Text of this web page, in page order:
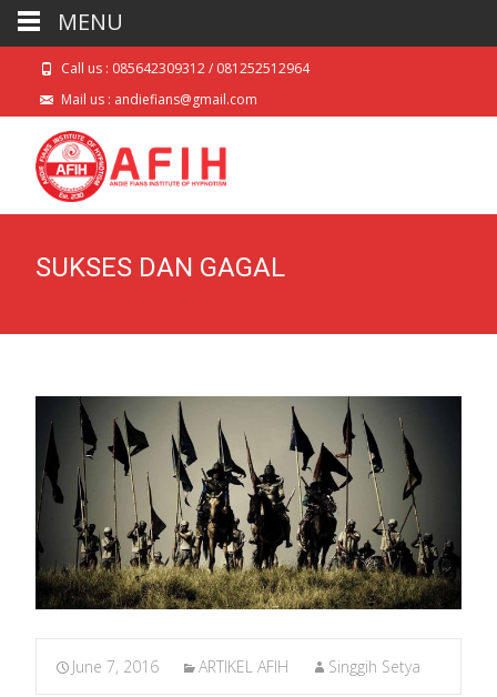
Call us : 085642309312 / 081252512964
Mail us : andiefians@gmail.com
SUKSES DAN GAGAL
June 7, 2016 ARTIKEL AFIH Singgih Setya
MENU